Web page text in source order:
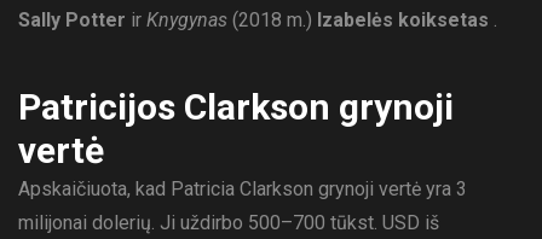
Sally Potter ir Knygynas (2018 m.) Izabelės koiksetas .
Patricijos Clarkson grynoji
vertė
Apskaičiuota, kad Patricia Clarkson grynoji vertė yra 3
milijonai dolerių. Ji uždirbo 500–700 tūkst. USD iš